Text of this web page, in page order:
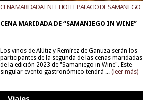
CENA MARIDADA EN EL HOTEL PALACIO DE SAMANIEGO
CENA MARIDADA DE “SAMANIEGO IN WINE”
Los vinos de Alútiz y Remírez de Ganuza serán los
participantes de la segunda de las cenas maridadas
de la edición 2023 de "Samaniego in Wine". Este
singular evento gastronómico tendrá ... (leer más)